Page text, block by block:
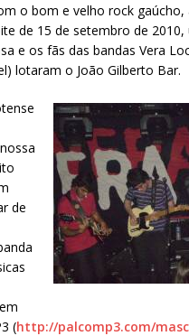
o bom e velho rock gaúcho,
de 15 de setembro de
e os fãs das bandas Vera
lotaram o João Gilberto Bar.
de
(http://palcomp3.com/